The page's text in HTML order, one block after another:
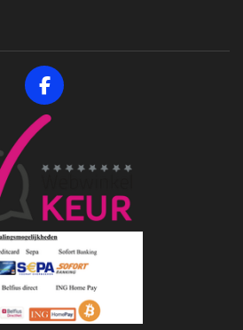
F
a
c
b
o
k